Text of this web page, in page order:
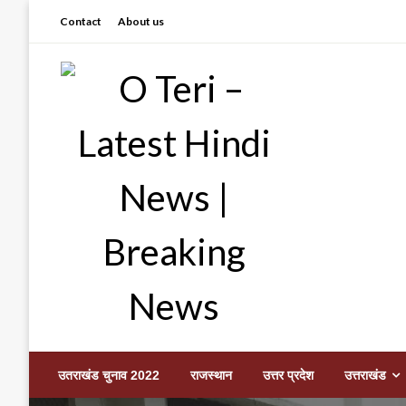
Contact About us
O Teri – Latest Hindi
उतराखंड चुनाव 2022 राजस्थान उत्तर प्रदेश उत्तराखंड